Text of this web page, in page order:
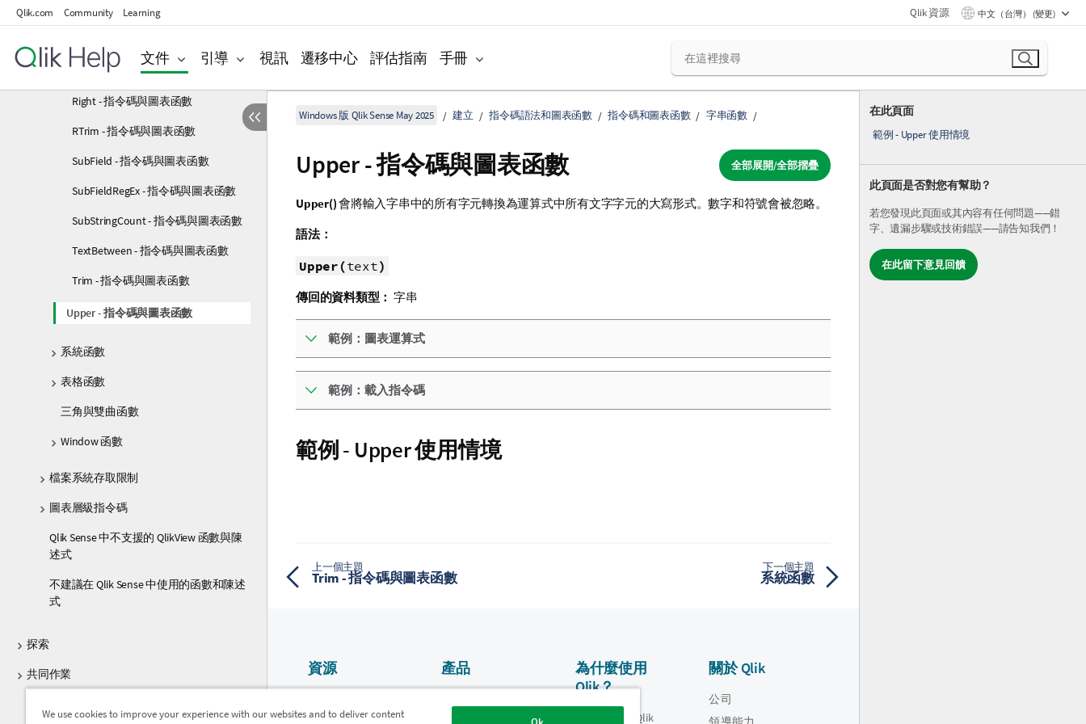
Qlik.com Community Learning Qlik 資源 中文（台灣） (變更)
文件 引導 視訊 遷移中心 評估指南 手冊
ReplaceRegEx - 指令碼與圖表函數
ReplaceRegExGroup - 指令碼與圖表
函數
Right - 指令碼與圖表函數
RTrim - 指令碼與圖表函數
SubField - 指令碼與圖表函數
SubFieldRegEx - 指令碼與圖表函數
SubStringCount - 指令碼與圖表函數
TextBetween - 指令碼與圖表函數
Trim - 指令碼與圖表函數
Upper - 指令碼與圖表函數
系統函數
表格函數
三角與雙曲函數
Window 函數
檔案系統存取限制
圖表層級指令碼
Qlik Sense 中不支援的 QlikView 函數與陳
述式
不建議在 Qlik Sense 中使用的函數和陳述
式
探索
共同作業
在此頁面
範例 - Upper 使用情境
此頁面是否對您有幫助？
若您發現此頁面或其內容有任何問題——錯
字、遺漏步驟或技術錯誤——請告知我們！
在此留下意見回饋
Windows 版 Qlik Sense May 2025 建立 指令碼語法和圖表函數 指令碼和圖表函數 字串函數
全部展開/全部摺疊
Upper - 指令碼與圖表函數
Upper()會將輸入字串中的所有字元轉換為運算式中所有文字字元的大寫形式。數字和符號會被忽略。
語法：
Upper(text)
傳回的資料類型： 字串
範例：圖表運算式
範例：載入指令碼
範例 - Upper 使用情境
上一個主題
Trim - 指令碼與圖表函數
下一個主題
系統函數
資源 產品
為什麼使用
Qlik？
為什麼使用 Qlik
關於 Qlik
公司
We use cookies to improve your experience with our websites and to deliver content